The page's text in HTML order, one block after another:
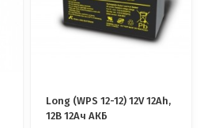
Long (WPS 12-12) 12V 12Ah,
12В 12Ач АКБ